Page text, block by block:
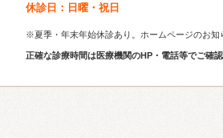
休診日：日曜・祝日
※夏季・年末年始休診あり。ホームページのお知
正確な診療時間は医療機関のHP・電話等でご確